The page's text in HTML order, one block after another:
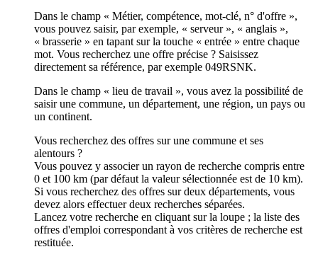
Dans le champ « Métier, compétence, mot-clé, n° d'offre »,
vous pouvez saisir, par exemple, « serveur », « anglais »,
« brasserie » en tapant sur la touche « entrée » entre chaque
mot. Vous recherchez une offre précise ? Saisissez
directement sa référence, par exemple 049RSNK.
Dans le champ « lieu de travail », vous avez la possibilité de
saisir une commune, un département, une région, un pays ou
un continent.
Vous recherchez des offres sur une commune et ses
alentours ?
Vous pouvez y associer un rayon de recherche compris entre
0 et 100 km (par défaut la valeur sélectionnée est de 10 km).
Si vous recherchez des offres sur deux départements, vous
devez alors effectuer deux recherches séparées.
Lancez votre recherche en cliquant sur la loupe ; la liste des
offres d'emploi correspondant à vos critères de recherche est
restituée.